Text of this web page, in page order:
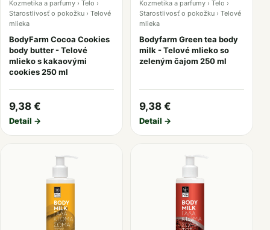
Kozmetika a parfumy › Telo ›
Starostlivosť o pokožku › Telové
mlieka
BodyFarm Cocoa Cookies
body butter - Telové
mlieko s kakaovými
cookies 250 ml
9,38 €
Detail →
Kozmetika a parfumy › Telo ›
Starostlivosť o pokožku › Telové
mlieka
Bodyfarm Green tea body
milk - Telové mlieko so
zeleným čajom 250 ml
9,38 €
Detail →